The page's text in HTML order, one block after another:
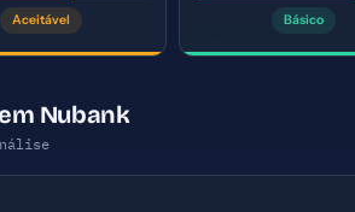
Aceitável Básico
Nubank